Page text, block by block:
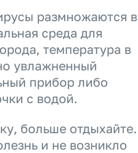
размножаются в
среда для
температура в
увлажненный
прибор либо
с водой.
больше отдыхайте.
и не возникло